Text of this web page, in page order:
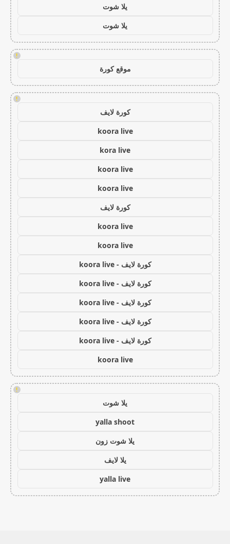
يلا شوت
يلا شوت
!
موقع كورة
!
كورة لايف
koora live
kora live
koora live
koora live
كورة لايف
koora live
koora live
كورة لايف - koora live
كورة لايف - koora live
كورة لايف - koora live
كورة لايف - koora live
كورة لايف - koora live
koora live
!
يلا شوت
yalla shoot
يلا شوت زون
يلا لايف
yalla live